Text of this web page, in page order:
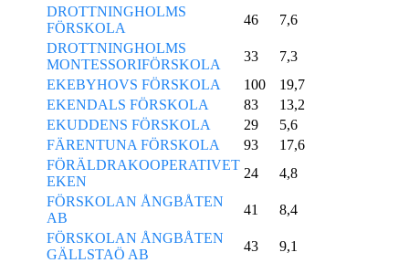
DROTTNINGHOLMS
FÖRSKOLA
46
7,6
DROTTNINGHOLMS
MONTESSORIFÖRSKOLA
33
7,3
EKEBYHOVS FÖRSKOLA
100
19,7
EKENDALS FÖRSKOLA
83
13,2
EKUDDENS FÖRSKOLA
29
5,6
FÄRENTUNA FÖRSKOLA
93
17,6
FÖRÄLDRAKOOPERATIVET
EKEN
24
4,8
FÖRSKOLAN ÅNGBÅTEN
AB
41
8,4
FÖRSKOLAN ÅNGBÅTEN
GÄLLSTAÖ AB
43
9,1